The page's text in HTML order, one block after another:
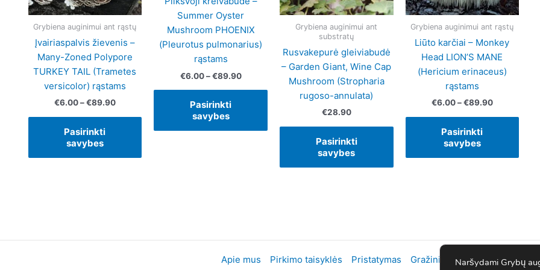
Grybiena auginimui ant rąstų
Įvairiaspalvis žievenis –
Many-Zoned Polypore
TURKEY TAIL (Trametes
versicolor) rąstams
€6.00–€89.90
Pasirinkti
savybes
may
chosen
Summer Oyster
Mushroom PHOENIX
(Pleurotus pulmonarius)
rąstams
€6.00 – €89.90
Pasirinkti
savybes
may
product
Grybiena auginimui ant
substratų
Rusvakepurė gleiviabudė
– Garden Giant, Wine Cap
Mushroom (Stropharia
rugoso-annulata)
€28.90
Pasirinkti
savybes
may
chosen
Grybiena auginimui ant rąstų
Liūto karčiai – Monkey
Head LION’S MANE
(Hericium erinaceus)
rąstams
€6.00–€89.90
Pasirinkti
savybes
may
Apie mus Pirkimo taisyklės Pristatymas Gražinimai Privatumo
Naršydami Grybų